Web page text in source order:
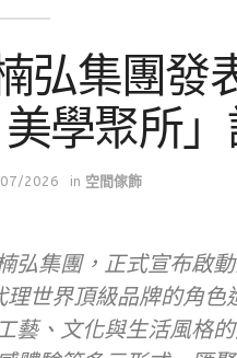
弘集團發
美學聚所
2026 in 空間傢飾
弘集團，正式宣布啟
世界頂級品牌的角色
藝、文化與生活風格